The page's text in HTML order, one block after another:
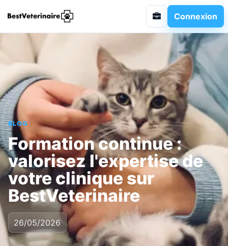
Connexion
BLOG
Formation continue :
valorisez l'expertise de
votre clinique sur
BestVeterinaire
26/05/2026